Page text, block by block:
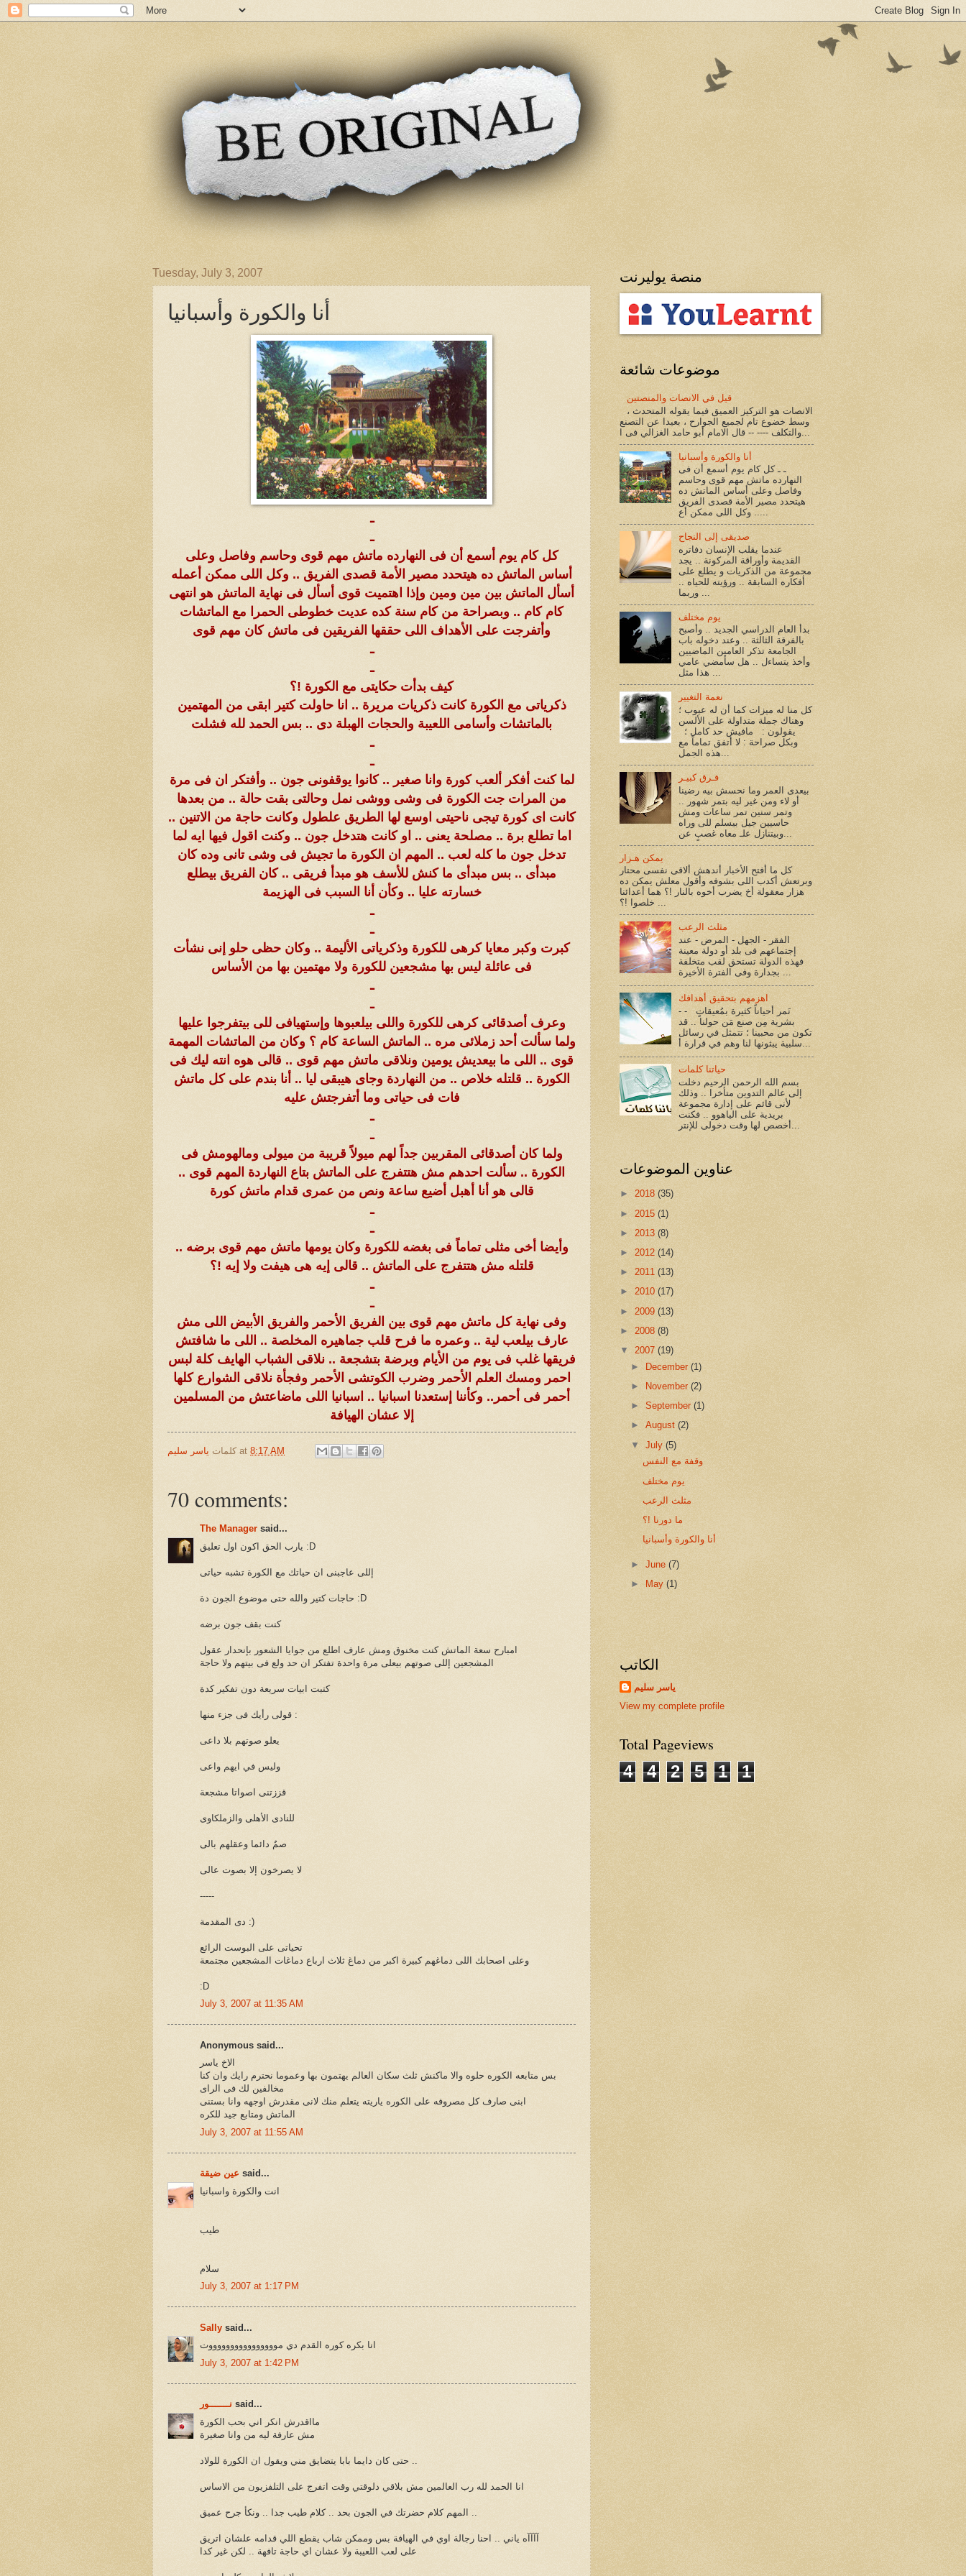
Tuesday, July 3, 2007
أنا والكورة وأسبانيا
ـ
ـ
كل كام يوم أسمع أن فى النهارده ماتش مهم قوى وحاسم وفاصل وعلى
أساس الماتش ده هيتحدد مصير الأمة قصدى الفريق .. وكل اللى ممكن أعمله
أسأل الماتش بين مين ومين وإذا اهتميت قوى أسأل فى نهاية الماتش هو انتهى
كام كام .. وبصراحة من كام سنة كده عديت خطوطى الحمرا مع الماتشات
وأتفرجت على الأهداف اللى حققها الفريقين فى ماتش كان مهم قوى
ـ
ـ
كيف بدأت حكايتى مع الكورة !؟
ذكرياتى مع الكورة كانت ذكريات مريرة .. انا حاولت كتير ابقى من المهتمين
بالماتشات وأسامى اللعيبة والحجات الهبلة دى .. بس الحمد لله فشلت
ـ
ـ
لما كنت أفكر ألعب كورة وانا صغير .. كانوا يوقفونى جون .. وأفتكر ان فى مرة
من المرات جت الكورة فى وشى ووشى نمل وحالتى بقت حالة .. من بعدها
كانت اى كورة تيجى ناحيتى اوسع لها الطريق علطول وكانت حاجة من الاتنين ..
اما تطلع برة .. مصلحة يعنى .. او كانت هتدخل جون .. وكنت اقول فيها ايه لما
تدخل جون ما كله لعب .. المهم ان الكورة ما تجيش فى وشى تانى وده كان
مبدأى .. بس مبدأى ما كنش للأسف هو مبدأ فريقى .. كان الفريق بيطلع
خسارته عليا .. وكأن أنا السبب فى الهزيمة
ـ
ـ
كبرت وكبر معايا كرهى للكورة وذكرياتى الأليمة .. وكان حظى حلو إنى نشأت
فى عائلة ليس بها مشجعين للكورة ولا مهتمين بها من الأساس
ـ
ـ
وعرف أصدقائى كرهى للكورة واللى بيلعبوها وإستهيافى للى بيتفرجوا عليها
ولما سألت أحد زملائى مره .. الماتش الساعة كام ؟ وكان من الماتشات المهمة
قوى .. اللى ما بيعديش يومين ونلاقى ماتش مهم قوى .. قالى هوه انته ليك فى
الكورة .. قلتله خلاص .. من النهاردة وجاى هيبقى ليا .. أنا بندم على كل ماتش
فات فى حياتى وما أتفرجتش عليه
ـ
ـ
ولما كان أصدقائى المقربين جداً لهم ميولاً قريبة من ميولى ومالهومش فى
الكورة .. سألت احدهم مش هتتفرج على الماتش بتاع النهاردة المهم قوى ..
قالى هو أنا أهبل أضيع ساعة ونص من عمرى قدام ماتش كورة
ـ
ـ
وأيضا أخى مثلى تماماً فى بغضه للكورة وكان يومها ماتش مهم قوى برضه ..
قلتله مش هتتفرج على الماتش .. قالى إيه هى هيفت ولا إيه !؟
ـ
ـ
وفى نهاية كل ماتش مهم قوى بين الفريق الأحمر والفريق الأبيض اللى مش
عارف بيلعب لية .. وعمره ما فرح قلب جماهيره المخلصة .. اللى ما شافتش
فريقها غلب فى يوم من الأيام وبرضة بتشجعة .. نلاقى الشباب الهايف كلة لبس
احمر ومسك العلم الأحمر وضرب الكوتشى الأحمر وفجأة نلاقى الشوارع كلها
أحمر فى أحمر.. وكأننا إستعدنا اسبانيا .. اسبانيا اللى ماضاعتش من المسلمين
إلا عشان الهيافة
كلمات ياسر سليم at 8:17 AM
70 comments:
The Manager said...
يارب الحق اكون اول تعليق :D
إللى عاجبنى ان حياتك مع الكورة تشبه حياتى
حاجات كتير والله حتى موضوع الجون دة :D
كنت بقف جون برضه
امبارح سعة الماتش كنت مخنوق ومش عارف اطلع من جوايا الشعور بإنحدار عقول
المشجعين إللى صوتهم بيعلى مرة واحدة تفتكر ان حد ولع فى بيتهم ولا حاجة
كتبت ابيات سريعة دون تفكير كدة
قولى رأيك فى جزء منها :
يعلو صوتهم بلا داعى
وليس في ايهم واعى
قززتنى اصواتا مشجعة
للنادى الأهلى والزملكاوى
صمٌ دائما وعقلهم بالى
لا يصرخون إلا بصوت عالى
-----
دى المقدمة :)
تحياتى على البوست الرائع
وعلى اصحابك اللى دماغهم كبيرة اكبر من دماغ ثلاث ارباع دماغات المشجعين مجتمعة
:D
July 3, 2007 at 11:35 AM
Anonymous said...
الاخ ياسر
بس متابعه الكوره حلوه والا ماكنش ثلث سكان العالم يهتمون بها وعموما نحترم رايك وان كنا
مخالفين لك فى الراى
ابنى صارف كل مصروفه على الكوره ياريته يتعلم منك لانى مقدرش اوجهه وانا بستنى
الماتش ومتابع جيد للكره
July 3, 2007 at 11:55 AM
عين ضيقة said...
انت والكورة واسبانيا
طيب
سلام
July 3, 2007 at 1:17 PM
Sally said...
انا بكره كوره القدم دي مووووووووووووووووت
July 3, 2007 at 1:42 PM
نـــــــور said...
مااقدرش انكر اني بحب الكورة
مش عارفة ليه من وانا صغيرة
انا الحمد لله رب العالمين مش بلاقي دلوقتي وقت اتفرج على التلفزيون من الاساس
آآآآه ياني .. احنا رجالة اوي في الهيافة بس وممكن شاب يقطع اللي قدامه علشان اتريق
على لعب اللعيبة ولا عشان اي حاجة تافهة .. لكن غير كدا
منصة يوليرنت
موضوعات شائعة
قيل في الانصات والمنصتين
الانصات هو التركيز العميق فيما يقوله المتحدث ،
وسط خضوع تام لجميع الجوارح ، بعيدا عن التصنع
أنا والكورة وأسبانيا
ـ ـ كل كام يوم أسمع أن فى
النهارده ماتش مهم قوى وحاسم
وفاصل وعلى أساس الماتش ده
هيتحدد مصير الأمة قصدى الفريق
.. وكل اللى ممكن أع...
صديقى إلى النجاح
عندما يقلب الإنسان دفاتره
القديمة وأوراقة المركونة .. يجد
مجموعة من الذكريات و يطلع على
أفكاره السابقة .. ورؤيته للحياه ..
يوم مختلف
بدأ العام الدراسي الجديد .. وأصبح
بالفرقة الثالثة .. وعند دخوله باب
الجامعة تذكر العامين الماضيين
وأخذ يتساءل .. هل سأمضي عامي
هذا مثل ...
نعمة التغيير
كل منا له ميزات كما أن له عيوب ؛
وهناك جملة متداولة على الألسن
يقولون : مافيش حد كامل ؛
وبكل صراحة : لا أتفق تماماً مع
فـرق كبيـر
بيعدى العمر وما نحسش بيه رضينا
أو لاء ومن غير ليه بتمر شهور ..
وتمر سنين تمر ساعات ومش
حاسيين جيل بيسلم للى وراه
يمكن هـزار
كل ما أفتح الأخبار أندهش ألاقى نفسى محتار
وبرتعش أكدب اللى بشوفه وأقول معلش يمكن ده
هزار معقولة أخ يضرب أخوه بالنار !؟ هما أعدائنا
خلصوا !؟ ...
مثلث الرعب
الفقر - الجهل - المرض - عند
إجتماعهم فى بلد أو دولة معينة
فهذه الدولة تستحق لقب متخلفة
اهزمهم بتحقيق أهدافك
- - نَمر أحياناً كثيرة بمُعيقاتٍ
بشرية مِن صنع مَن حولنا .. قد
تكون من محبينا ؛ تتمثل في رسائل
حياتنا كلمات
بسم الله الرحمن الرحيم دخلت
إلى عالم التدوين متأخرا .. وذلك
لأنى قائم على إدارة مجموعة
بريدية على الياهوو .. فكنت
عناوين الموضوعات
► 2018 (35)
► 2015 (1)
► 2013 (8)
► 2012 (14)
► 2011 (13)
► 2010 (17)
► 2009 (13)
► 2008 (8)
▼ 2007 (19)
►
December(1)
►
November(2)
►September(1)
►August(2)
▼July(5)
وقفة مع النفس
يوم مختلف
مثلث الرعب
ما دورنا !؟
أنا والكورة وأسبانيا
►June(7)
►
May(1)
الكاتب
ياسر سليم
View my complete profile
Total Pageviews
4
4 2 5 1 1